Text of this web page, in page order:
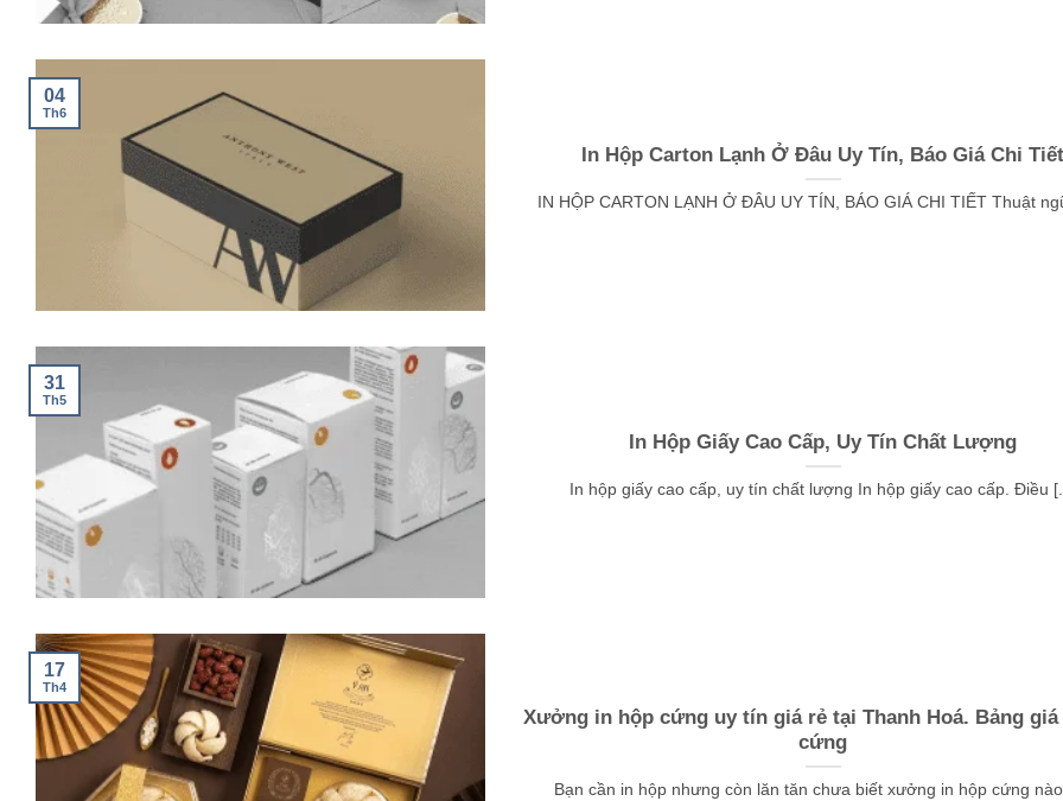
In Hộp Carton Lạnh Ở Đâu Uy Tín, Báo Giá Chi Tiết
IN HỘP CARTON LẠNH Ở ĐÂU UY TÍN, BÁO GIÁ CHI TIẾT Thuật
04
Th6
In Hộp Giấy Cao Cấp, Uy Tín Chất Lượng
In hộp giấy cao cấp, uy tín chất lượng In hộp giấy cao cấp. Điều
31
Th5
Xưởng in hộp cứng uy tín giá rẻ tại Thanh Hoá. Bảng
cứng
Bạn cần in hộp nhưng còn lăn tăn chưa biết xưởng in hộp cứng
17
Th4